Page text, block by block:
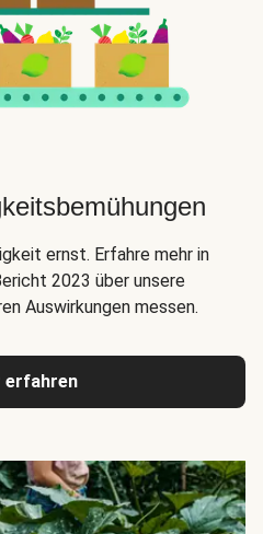
ernst. Erfahre mehr in
2023 über unsere
Auswirkungen messen.
erfahren